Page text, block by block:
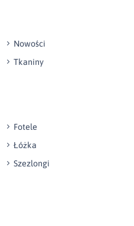
Nowości
Tkaniny
Fotele
Łóżka
Szezlongi